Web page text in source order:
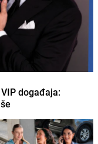
događaja: